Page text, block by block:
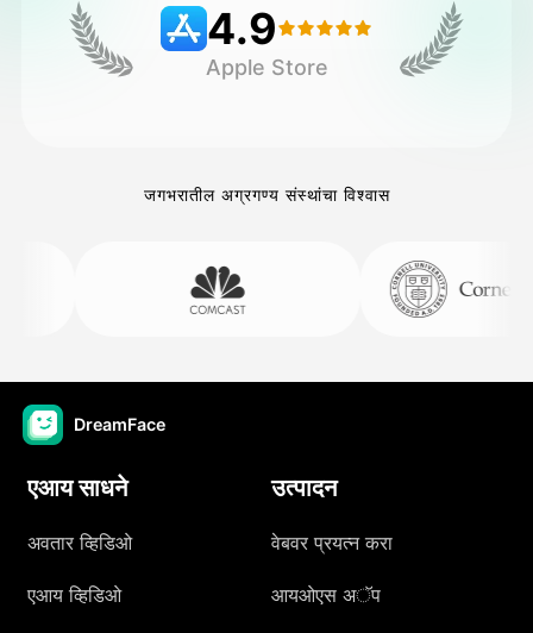
4.9
Apple Store
जगभरातील अग्रगण्य संस्थांचा विश्वास
DreamFace
एआय साधने
अवतार व्हिडिओ
एआय व्हिडिओ
उत्पादन
वेबवर प्रयत्न करा
आयओएस अॅप